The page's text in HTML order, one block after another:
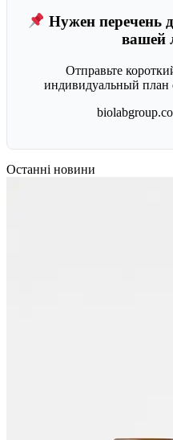
Нужен перечень
вашей
Отправьте
индивидуальный план
Останні новини